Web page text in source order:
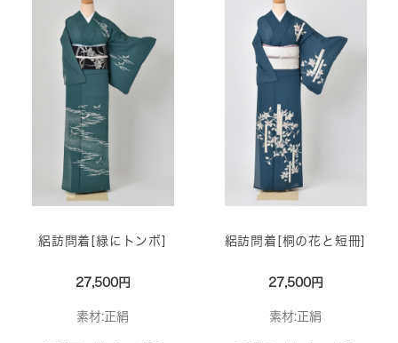
絽訪問着[緑にトンボ]
27,500円
素材:正絹
絽訪問着[桐の花と短冊]
27,500円
素材:正絹